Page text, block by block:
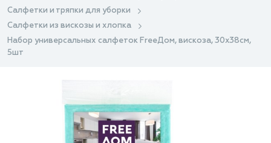
Салфетки и тряпки для уборки
Салфетки из вискозы и хлопка
Набор универсальных салфеток FreeДом, вискоза, 30x38см,
5шт